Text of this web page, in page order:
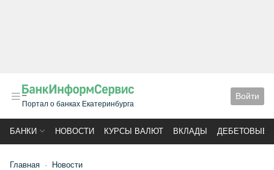
Портал о банках Екатеринбурга
Войти
БАНКИ НОВОСТИ КУРСЫ ВАЛЮТ ВКЛАДЫ ДЕБЕТОВЫЕ
Главная Новости